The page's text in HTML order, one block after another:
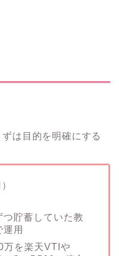
は目的を明確にする
つ貯蓄していた教
用
万を楽天VTIや